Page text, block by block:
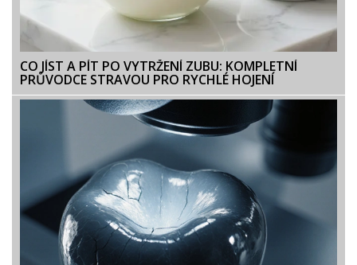
CO JÍST A PÍT PO VYTRŽENÍ ZUBU: KOMPLETNÍ
PRŮVODCE STRAVOU PRO RYCHLÉ HOJENÍ